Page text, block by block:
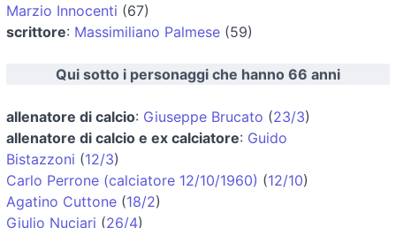
Marzio Innocenti (67)
scrittore: Massimiliano Palmese (59)
Qui sotto i personaggi che hanno 66 anni
allenatore di calcio: Giuseppe Brucato (23/3)
allenatore di calcio e ex calciatore: Guido
Bistazzoni (12/3)
Carlo Perrone (calciatore 12/10/1960) (12/10)
Agatino Cuttone (18/2)
Giulio Nuciari (26/4)